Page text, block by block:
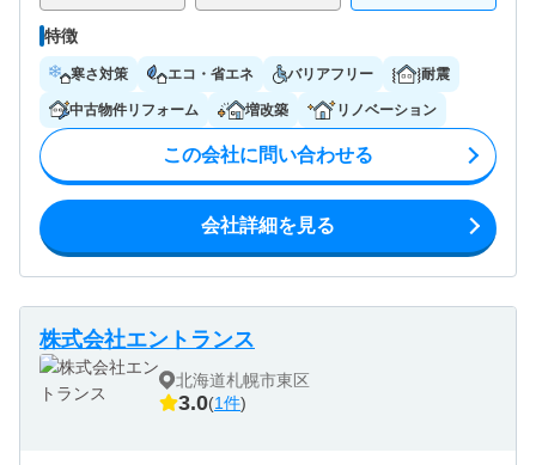
特徴
寒さ対策 エコ・省エネ バリアフリー 耐震
中古物件リフォーム 増改築 リノベーション
この会社に問い合わせる
会社詳細を見る
株式会社エントランス
北海道札幌市東区
3.0(1件)